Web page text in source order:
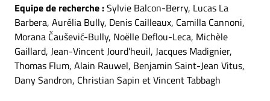
Equipe de recherche :Sylvie Balcon-Berry, Lucas La
Barbera, Aurélia Bully, Denis Cailleaux, Camilla Cannoni,
Morana Čaušević-Bully, Noëlle Deflou-Leca, Michèle
Gaillard, Jean-Vincent Jourd’heuil, Jacques Madignier,
Thomas Flum, Alain Rauwel, Benjamin Saint-Jean Vitus,
Dany Sandron, Christian Sapin et Vincent Tabbagh